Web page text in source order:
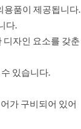
용품이 제공됩니다.
다.
디자인 요소를 갖춘
있습니다.
가 구비되어 있어